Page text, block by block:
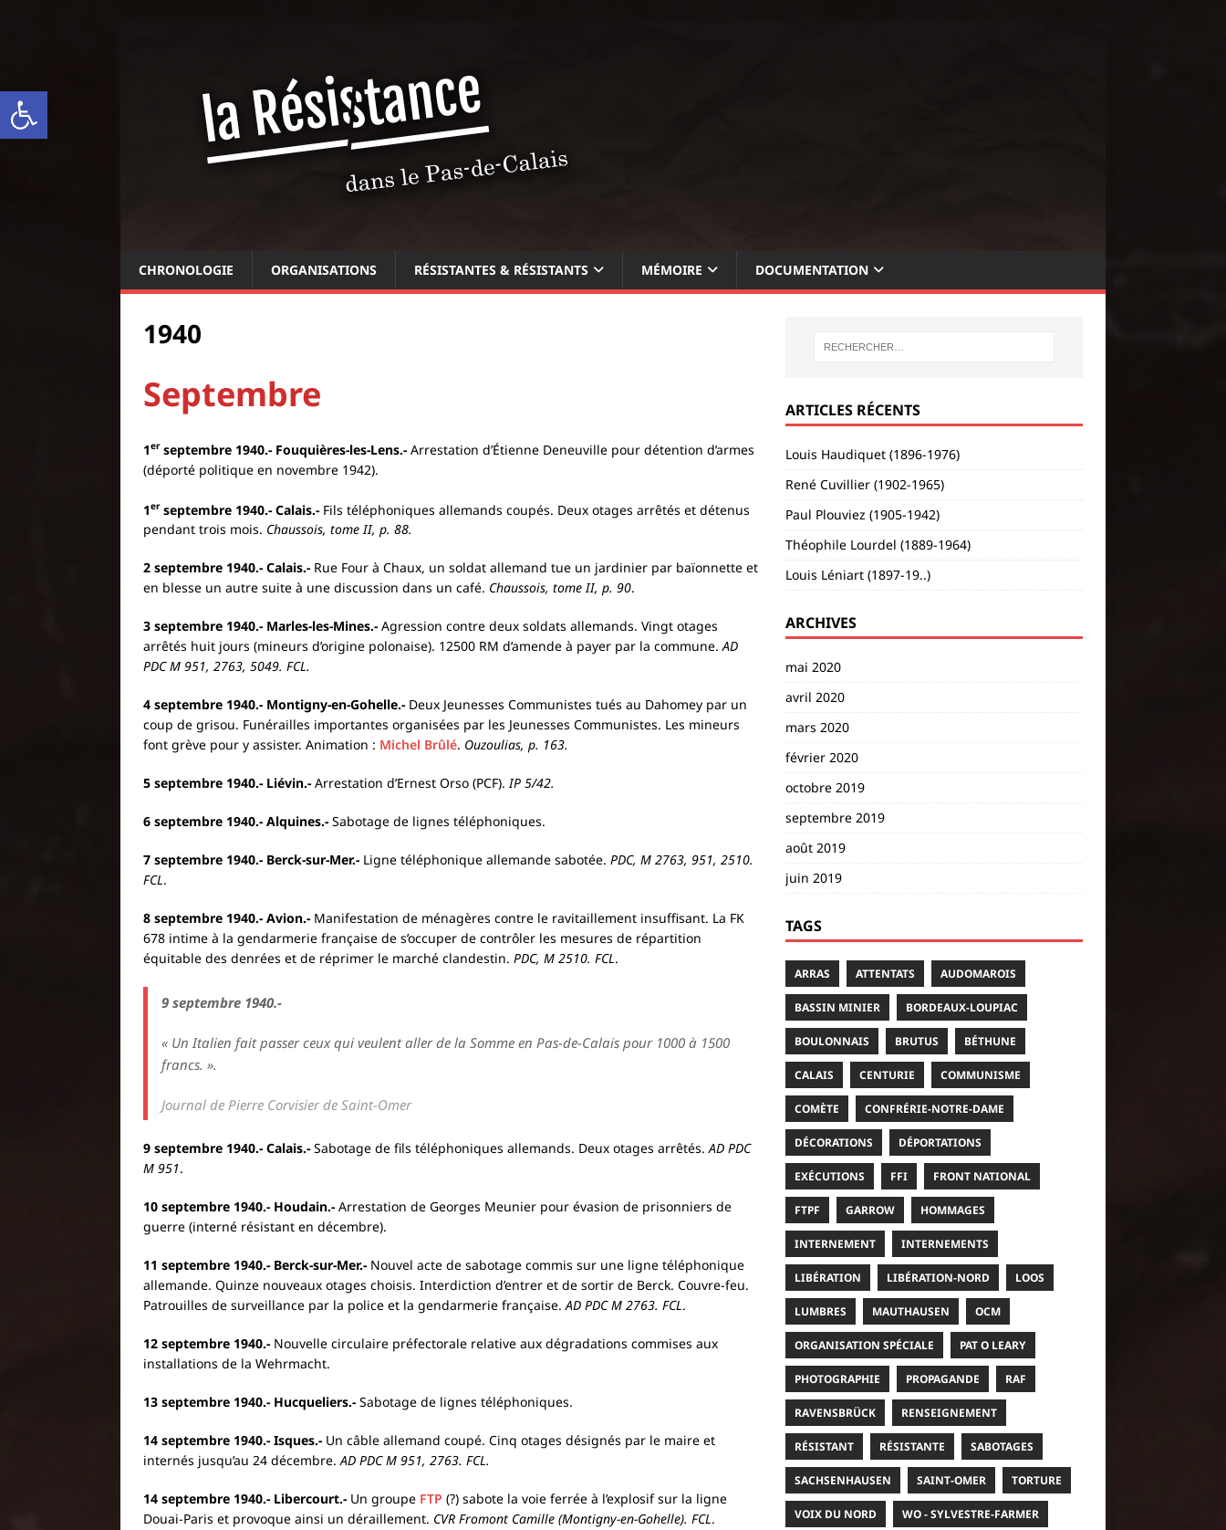
Ouvrir la barre d’outils
CHRONOLOGIE ORGANISATIONS RÉSISTANTES & RÉSISTANTS MÉMOIRE DOCUMENTATION
1940
Septembre
1erseptembre 1940.- Fouquières-les-Lens.- Arrestation d’Étienne Deneuville pour détention d’armes
(déporté politique en novembre 1942).
1erseptembre 1940.- Calais.- Fils téléphoniques allemands coupés. Deux otages arrêtés et détenus
pendant trois mois. Chaussois, tome II, p. 88.
2 septembre 1940.- Calais.- Rue Four à Chaux, un soldat allemand tue un jardinier par baïonnette et
en blesse un autre suite à une discussion dans un café. Chaussois, tome II, p. 90.
3 septembre 1940.- Marles-les-Mines.- Agression contre deux soldats allemands. Vingt otages
arrêtés huit jours (mineurs d’origine polonaise). 12500 RM d’amende à payer par la commune.AD
PDC M 951, 2763, 5049. FCL.
4 septembre 1940.- Montigny-en-Gohelle.- Deux Jeunesses Communistes tués au Dahomey par un
coup de grisou. Funérailles importantes organisées par les Jeunesses Communistes. Les mineurs
font grève pour y assister. Animation : Michel Brûlé. Ouzoulias, p. 163.
5 septembre 1940.- Liévin.- Arrestation d’Ernest Orso (PCF).IP 5/42.
6 septembre 1940.- Alquines.- Sabotage de lignes téléphoniques.
7 septembre 1940.- Berck-sur-Mer.- Ligne téléphonique allemande sabotée. PDC, M 2763, 951, 2510.
FCL.
8 septembre 1940.- Avion.- Manifestation de ménagères contre le ravitaillement insuffisant. La FK
678 intime à la gendarmerie française de s’occuper de contrôler les mesures de répartition
équitable des denrées et de réprimer le marché clandestin. PDC, M 2510. FCL.
9 septembre 1940.-
« Un Italien fait passer ceux qui veulent aller de la Somme en Pas-de-Calais pour 1000 à 1500
francs. ».
Journal de Pierre Corvisier de Saint-Omer
9 septembre 1940.- Calais.- Sabotage de fils téléphoniques allemands. Deux otages arrêtés.AD PDC
M 951.
10 septembre 1940.- Houdain.- Arrestation de Georges Meunier pour évasion de prisonniers de
guerre (interné résistant en décembre).
11 septembre 1940.- Berck-sur-Mer.- Nouvel acte de sabotage commis sur une ligne téléphonique
allemande. Quinze nouveaux otages choisis. Interdiction d’entrer et de sortir de Berck. Couvre-feu.
Patrouilles de surveillance par la police et la gendarmerie française.AD PDC M 2763. FCL.
12 septembre 1940.- Nouvelle circulaire préfectorale relative aux dégradations commises aux
installations de la Wehrmacht.
13 septembre 1940.- Hucqueliers.- Sabotage de lignes téléphoniques.
14 septembre 1940.- Isques.- Un câble allemand coupé. Cinq otages désignés par le maire et
internés jusqu’au 24 décembre.AD PDC M 951, 2763. FCL.
14 septembre 1940.- Libercourt.- Un groupe FTP (?) sabote la voie ferrée à l’explosif sur la ligne
Douai-Paris et provoque ainsi un déraillement. CVR Fromont Camille (Montigny-en-Gohelle). FCL.
ARTICLES RÉCENTS
Louis Haudiquet (1896-1976)
René Cuvillier (1902-1965)
Paul Plouviez (1905-1942)
Théophile Lourdel (1889-1964)
Louis Léniart (1897-19..)
ARCHIVES
mai 2020
avril 2020
mars 2020
février 2020
octobre 2019
septembre 2019
août 2019
juin 2019
TAGS
ARRAS ATTENTATS AUDOMAROIS
BASSIN MINIER BORDEAUX-LOUPIAC
BOULONNAIS BRUTUS BÉTHUNE
CALAIS CENTURIE COMMUNISME
COMÈTE CONFRÉRIE-NOTRE-DAME
DÉCORATIONS DÉPORTATIONS
EXÉCUTIONS FFI FRONT NATIONAL
FTPF GARROW HOMMAGES
INTERNEMENT INTERNEMENTS
LIBÉRATION LIBÉRATION-NORD LOOS
LUMBRES MAUTHAUSEN OCM
ORGANISATION SPÉCIALE PAT O LEARY
PHOTOGRAPHIE PROPAGANDE RAF
RAVENSBRÜCK RENSEIGNEMENT
RÉSISTANT RÉSISTANTE SABOTAGES
SACHSENHAUSEN SAINT-OMER TORTURE
VOIX DU NORD WO - SYLVESTRE-FARMER